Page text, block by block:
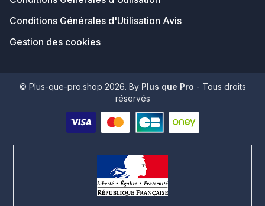
Conditions Générales d'Utilisation Avis
Gestion des cookies
© Plus-que-pro.shop 2026. By Plus que Pro - Tous droits
réservés